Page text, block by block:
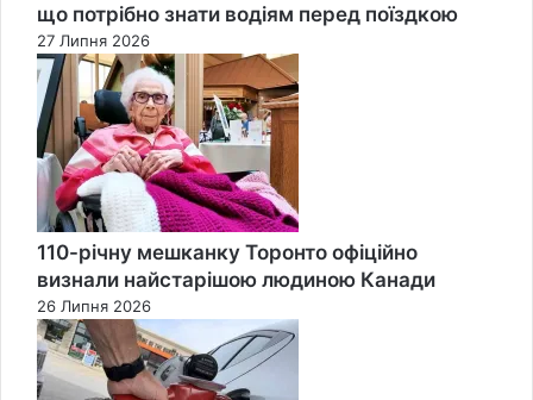
що потрібно знати водіям перед поїздкою
27 Липня 2026
110-річну мешканку Торонто офіційно
визнали найстарішою людиною Канади
26 Липня 2026